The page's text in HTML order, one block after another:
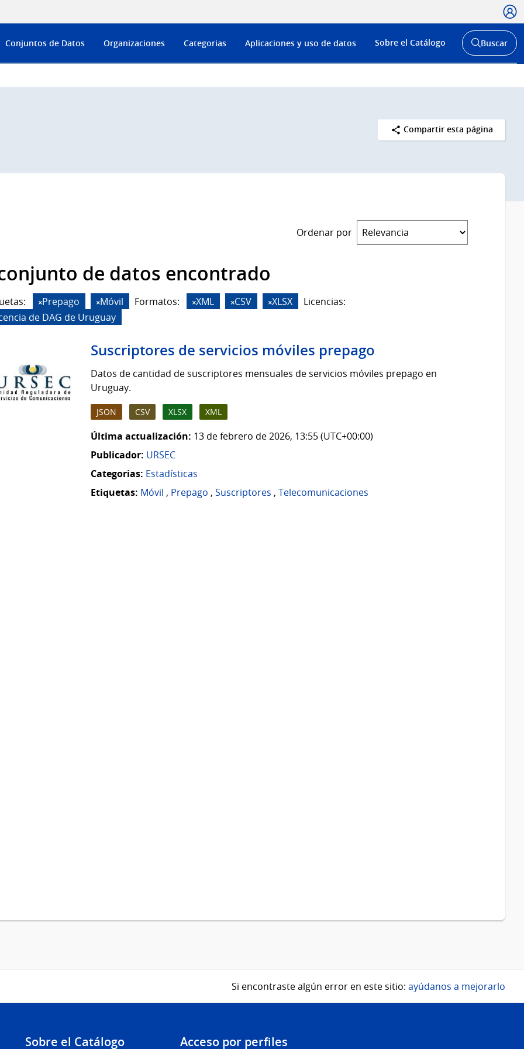
Menú
de
Conjuntos de Datos Organizaciones Categorias Aplicaciones y uso de datos Sobre el Catálogo
Abrir
buscador
Buscar
Compartir esta página
Ordenar por
de datos encontrado
Prepago Móvil Formatos: XML CSV XLSX
Licencias:
de DAG de Uruguay
Suscriptores de servicios móviles prepago
Datos de cantidad de suscriptores mensuales de servicios móviles prepago en
Uruguay.
JSON CSV XLSX XML
Última actualización: 13 de febrero de 2026, 13:55 (UTC+00:00)
Publicador: URSEC
Categorias: Estadísticas
Etiquetas: Móvil , Prepago , Suscriptores , Telecomunicaciones
Si encontraste algún error en este sitio: ayúdanos a mejorarlo
Sobre el Catálogo Acceso por perfiles